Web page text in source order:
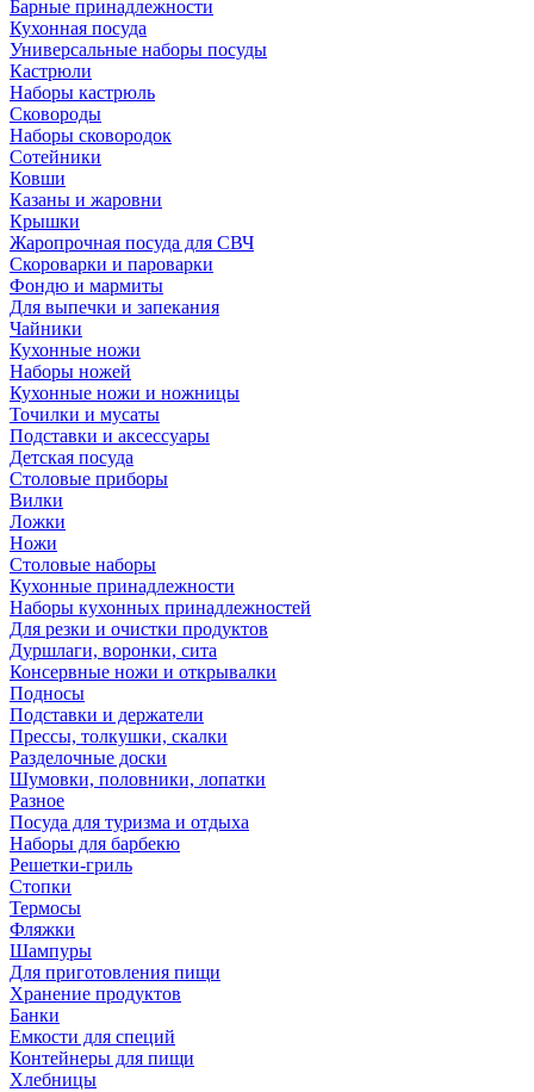
Барные принадлежности
Кухонная посуда
Универсальные наборы посуды
Кастрюли
Наборы кастрюль
Сковороды
Наборы сковородок
Сотейники
Ковши
Казаны и жаровни
Крышки
Жаропрочная посуда для СВЧ
Скороварки и пароварки
Фондю и мармиты
Для выпечки и запекания
Чайники
Кухонные ножи
Наборы ножей
Кухонные ножи и ножницы
Точилки и мусаты
Подставки и аксессуары
Детская посуда
Столовые приборы
Вилки
Ложки
Ножи
Столовые наборы
Кухонные принадлежности
Наборы кухонных принадлежностей
Для резки и очистки продуктов
Дуршлаги, воронки, сита
Консервные ножи и открывалки
Подносы
Подставки и держатели
Прессы, толкушки, скалки
Разделочные доски
Шумовки, половники, лопатки
Разное
Посуда для туризма и отдыха
Наборы для барбекю
Решетки-гриль
Стопки
Термосы
Фляжки
Шампуры
Для приготовления пищи
Хранение продуктов
Банки
Емкости для специй
Контейнеры для пищи
Хлебницы